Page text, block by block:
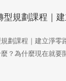
劃課程｜建立淨零
？為什麼現在就要
供應鏈合作，逐步